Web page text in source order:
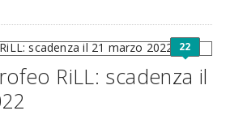
22
RiLL: scadenza il